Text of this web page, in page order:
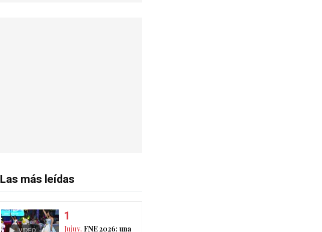
Las más leídas
Jujuy. FNE 2026: una